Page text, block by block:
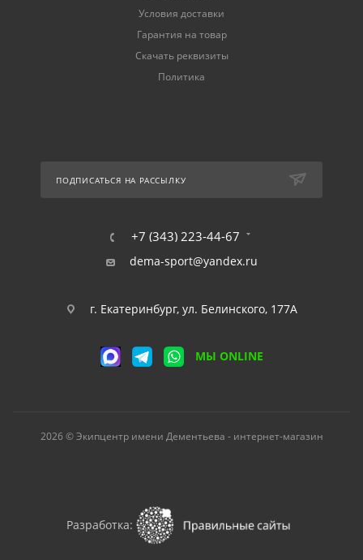
Условия доставки
Гарантия на товар
Скачать реквизиты
Политика
ПОДПИСАТЬСЯ НА РАССЫЛКУ
+7 (343) 223-44-67
dema-sport@yandex.ru
г. Екатеринбург, ул. Белинского, 177А
МЫ ONLINE
2026 © Экипцентр имени Дементьева - интернет-магазин
Разработка: